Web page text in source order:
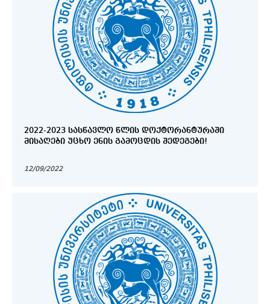
2022-2023 ᲡᲐᲡᲬᲐᲕᲚᲝ ᲬᲚᲘᲡ ᲓᲝᲥᲢᲝᲠᲐᲜᲢᲣᲠᲐᲨᲘ
ᲛᲘᲡᲐᲦᲔᲑᲘ ᲣᲪᲮᲝ ᲔᲜᲘᲡ ᲒᲐᲛᲝᲪᲓᲘᲡ ᲨᲔᲓᲔᲒᲔᲑᲘ!
12/09/2022